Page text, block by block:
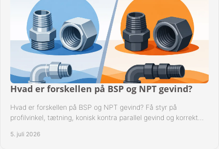
Hvad er forskellen på BSP og NPT gevind?
Hvad er forskellen på BSP og NPT gevind? Få styr på
profilvinkel, tætning, konisk kontra parallel gevind og korrekt
5. juli 2026